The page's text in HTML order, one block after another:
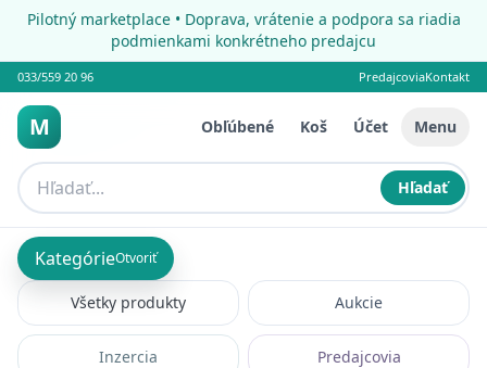
Pilotný marketplace • Doprava, vrátenie a podpora sa riadia
podmienkami konkrétneho predajcu
033/559 20 96 PredajcoviaKontakt
M Obľúbené Koš Účet Menu
Hľadať
KategórieOtvoriť
Všetky produkty Aukcie
Inzercia Predajcovia